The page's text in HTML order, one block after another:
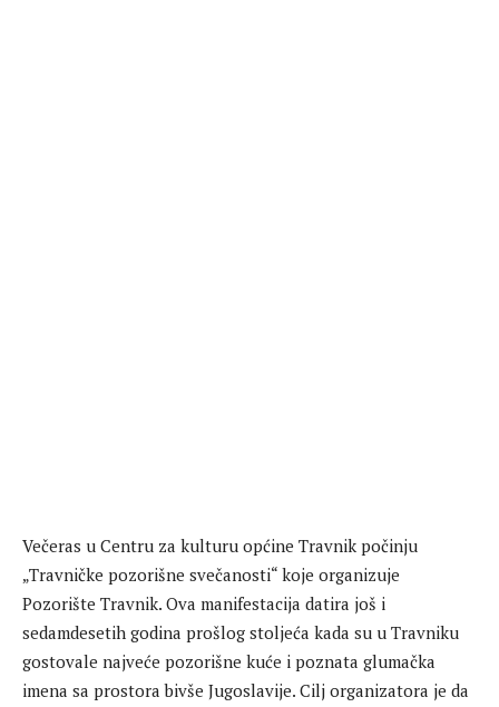
Večeras u Centru za kulturu općine Travnik počinju
„Travničke pozorišne svečanosti“ koje organizuje
Pozorište Travnik. Ova manifestacija datira još i
sedamdesetih godina prošlog stoljeća kada su u Travniku
gostovale najveće pozorišne kuće i poznata glumačka
imena sa prostora bivše Jugoslavije. Cilj organizatora je da